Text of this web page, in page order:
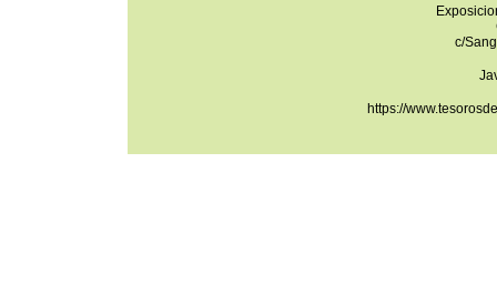
c/
https://